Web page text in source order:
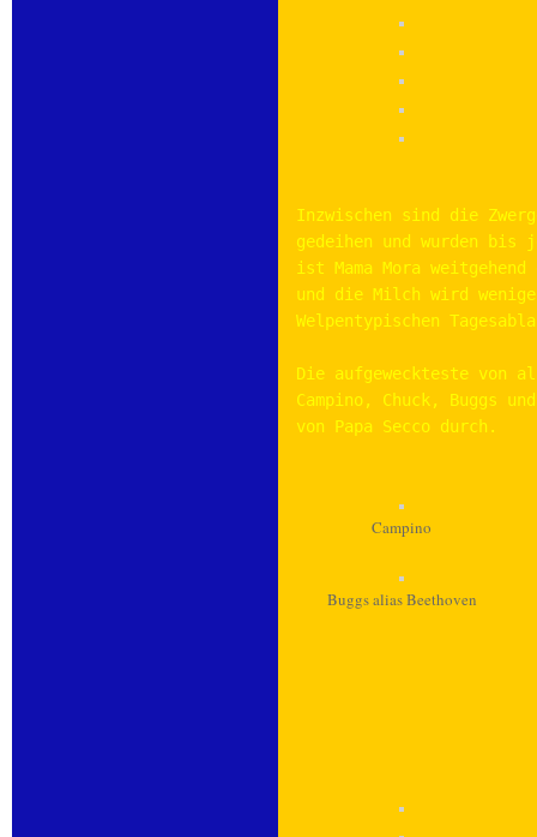
Inzwischen sind die
gedeihen und wurden
ist Mama Mora
und die Milch wird
Welpentypischen
Die aufgeweckteste
Campino, Chuck, Buggs
von Papa Secco durch.
Campino
Buggs alias Beethoven